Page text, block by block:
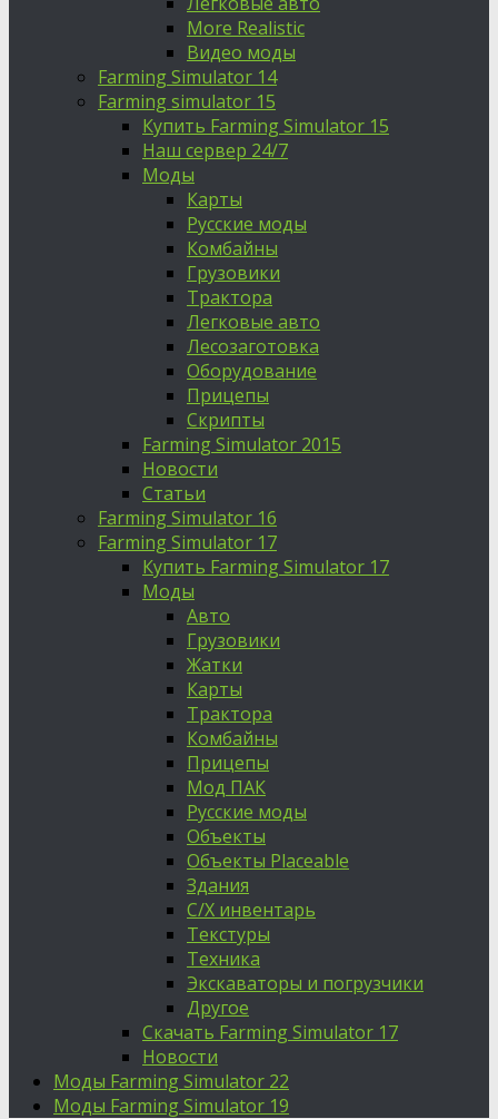
More Realistic
Видео моды
Farming Simulator 14
Farming simulator 15
Купить Farming Simulator 15
Наш сервер 24/7
Моды
Карты
Русские моды
Комбайны
Грузовики
Трактора
Легковые авто
Лесозаготовка
Оборудование
Прицепы
Скрипты
Farming Simulator 2015
Новости
Статьи
Farming Simulator 16
Farming Simulator 17
Купить Farming Simulator 17
Моды
Авто
Грузовики
Жатки
Карты
Трактора
Комбайны
Прицепы
Мод ПАК
Русские моды
Объекты
Объекты Placeable
Здания
С/Х инвентарь
Текстуры
Техника
Экскаваторы и погрузчики
Другое
Скачать Farming Simulator 17
Новости
Моды Farming Simulator 22
Моды Farming Simulator 19